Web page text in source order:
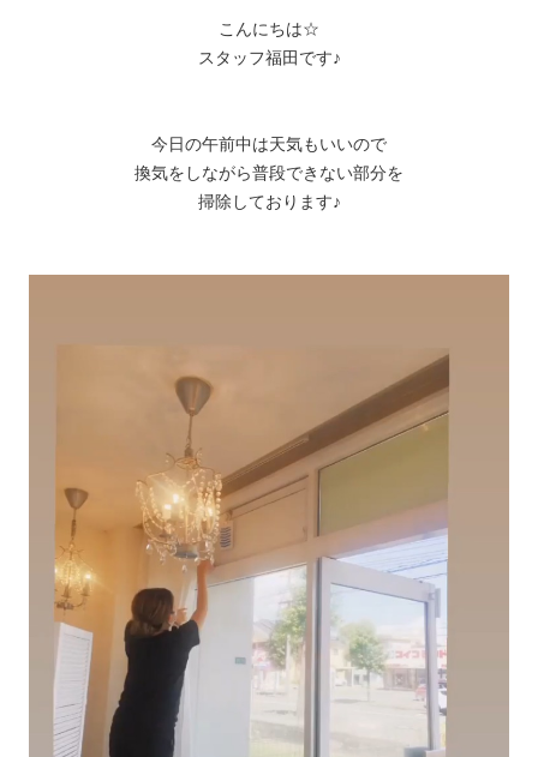
こんにちは☆
スタッフ福田です♪
今日の午前中は天気もいいので
換気をしながら普段できない部分を
掃除しております♪